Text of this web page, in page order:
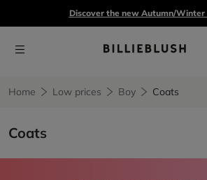
Discover the new Autumn/Winter
Home Low prices Boy Coats
Coats